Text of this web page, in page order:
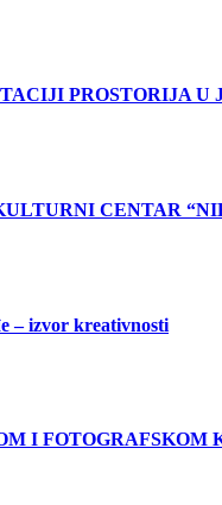
PROSTORIJA
CENTAR
– izvor kreativnosti
I FOTOGRAFSKOM